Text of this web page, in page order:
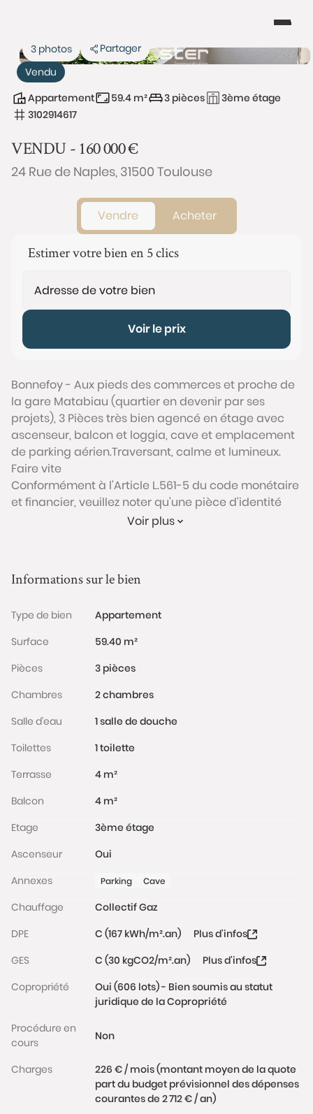
Vendu
3 photos Partager
Appartement 59.4 m² 3 pièces
3ème étage
3102914617
VENDU -160 000€
24 Rue de Naples, 31500 Toulouse
Vendre Acheter
Estimer votre bien en 5 clics
Voir le prix
Bonnefoy - Aux pieds des commerces et proche de
la gare Matabiau (quartier en devenir par ses
projets), 3 Pièces très bien agencé en étage avec
ascenseur, balcon et loggia, cave et emplacement
de parking aérien.Traversant, calme et lumineux.
Faire vite
Conformément à l'Article L.561-5 du code monétaire
et financier, veuillez noter qu'une pièce d'identité
sera exigée pour tous les visiteurs majeurs avant
exposé sont disponibles sur le site Géorisques :
Voir plus
Informations sur le bien
Type de bien
Appartement
Surface
59.40 m²
Pièces
3 pièces
Chambres
2 chambres
Salle d'eau
1 salle de douche
Toilettes
1 toilette
Terrasse
4 m²
Balcon
4 m²
Etage
3ème étage
Ascenseur
Oui
Annexes
Parking Cave
Chauffage
Collectif Gaz
DPE
C (167 kWh/m².an)
Plus d'infos
GES
C (30 kgCO2/m².an)
Plus d'infos
Copropriété
Oui (606 lots) - Bien soumis au statut
juridique de la Copropriété
Procédure en
cours
Non
Charges
226 € / mois (montant moyen de la quote
part du budget prévisionnel des dépenses
courantes de 2 712 € / an)